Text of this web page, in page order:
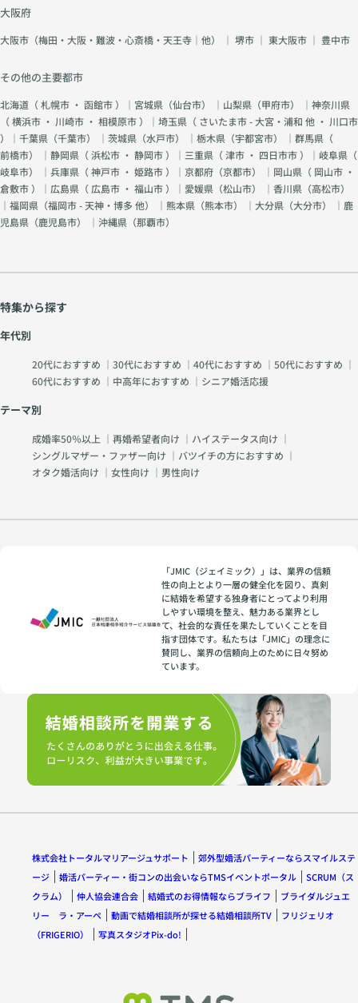
大阪府
大阪市（梅田・大阪・難波・心斎橋・天王寺｜他） ｜ 堺市 ｜ 東大阪市 ｜ 豊中市
その他の主要都市
北海道（札幌市 ・ 函館市）｜宮城県（仙台市） ｜山梨県（甲府市） ｜神奈川県
（横浜市 ・ 川崎市 ・ 相模原市）｜埼玉県（ さいたま市 - 大宮・浦和 他 ・ 川口市
）｜千葉県（千葉市） ｜茨城県（水戸市） ｜栃木県（宇都宮市） ｜群馬県（
前橋市） ｜静岡県（浜松市 ・ 静岡市）｜三重県（津市 ・ 四日市市）｜岐阜県（
岐阜市） ｜兵庫県（神戸市 ・ 姫路市）｜京都府（京都市） ｜岡山県（ 岡山市 ・
倉敷市）｜広島県（ 広島市 ・ 福山市）｜愛媛県（松山市） ｜香川県（高松市）
｜福岡県（福岡市 - 天神・博多 他） ｜熊本県（熊本市） ｜大分県（大分市） ｜鹿
児島県（鹿児島市） ｜沖縄県（那覇市）
特集から探す
年代別
20代におすすめ ｜ 30代におすすめ ｜ 40代におすすめ ｜ 50代におすすめ ｜
60代におすすめ ｜ 中高年におすすめ ｜ シニア婚活応援
テーマ別
成婚率50％以上 ｜ 再婚希望者向け ｜ ハイステータス向け ｜
シングルマザー・ファザー向け ｜ バツイチの方におすすめ ｜
オタク婚活向け ｜ 女性向け ｜ 男性向け
「JMIC（ジェイミック）」は、業界の信頼
性の向上とより一層の健全化を図り、真剣
に結婚を希望する独身者にとってより利用
しやすい環境を整え、魅力ある業界とし
て、社会的な責任を果たしていくことを目
指す団体です。私たちは「JMIC」の理念に
賛同し、業界の信頼向上のために日々努め
ています。
株式会社トータルマリアージュサポート
郊外型婚活パーティーならスマイルステ
ージ
婚活パーティー・街コンの出会いならTMSイベントポータル
SCRUM（ス
クラム）
仲人協会連合会 結婚式のお得情報ならブライフ
ブライダルジュエ
リー ラ・アーペ
動画で結婚相談所が探せる結婚相談所TV
フリジェリオ
（FRIGERIO）
写真スタジオPix-do!